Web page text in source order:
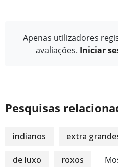
Apenas utilizadores
avaliações. Iniciar
Pesquisas
indianos extra
de luxo roxos